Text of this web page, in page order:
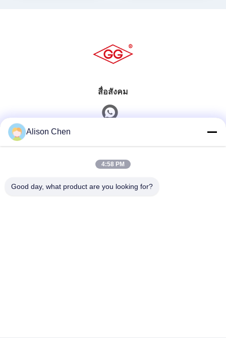
สื่อสังคม
0086-20-82505003
Alison Chen
4:58 PM
Good day, what product are you looking for?